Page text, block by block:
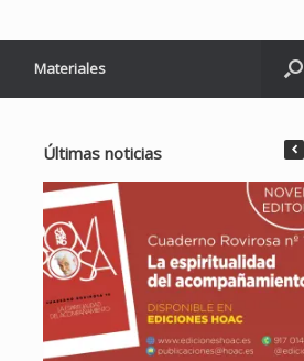
Materiales
Últimas noticias